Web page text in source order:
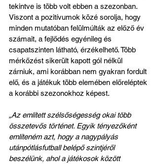
tekintve is több volt ebben a szezonban.
Viszont a pozitívumok közé sorolja, hogy
minden mutatóban felülmúlták az előző év
számait, a fejlődés egyénileg és
csapatszinten látható, érzékelhető. Több
mérkőzést sikerült kapott gól nélkül
zárniuk, ami korábban nem gyakran fordult
elő, és a játékuk több elemében előreléptek
a korábbi szezonokhoz képest.
„Az említett szélsőségesség okai több
összetevős történet. Egyik tényezőként
említeném azt, hogy a nagypályás
utánpótlásfutball belépő szintjéről
beszélünk, ahol a játékosok között